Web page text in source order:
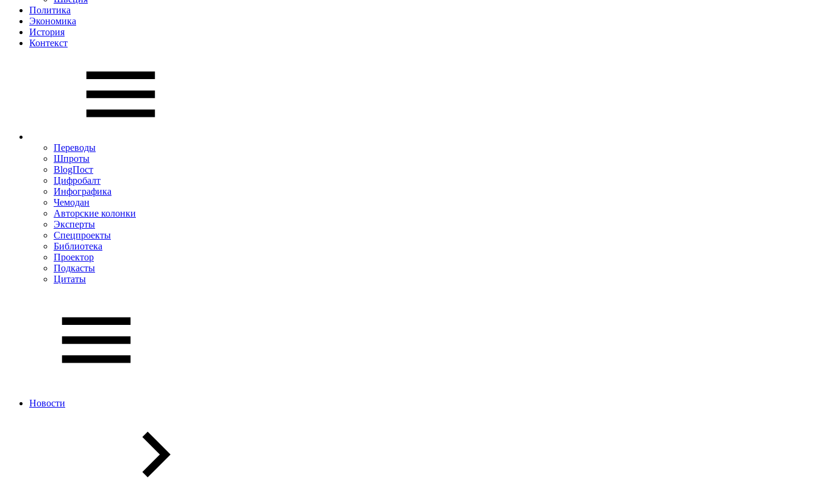
Политика
Экономика
История
Контекст
Переводы
Шпроты
BlogПост
Цифробалт
Инфографика
Чемодан
Авторские колонки
Эксперты
Спецпроекты
Библиотека
Проектор
Подкасты
Цитаты
Новости